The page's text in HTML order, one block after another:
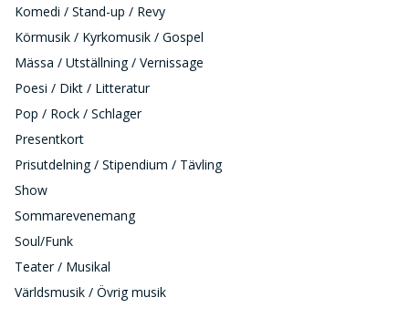
Komedi / Stand-up / Revy
Körmusik / Kyrkomusik / Gospel
Mässa / Utställning / Vernissage
Poesi / Dikt / Litteratur
Pop / Rock / Schlager
Presentkort
Prisutdelning / Stipendium / Tävling
Show
Sommarevenemang
Soul/Funk
Teater / Musikal
Världsmusik / Övrig musik